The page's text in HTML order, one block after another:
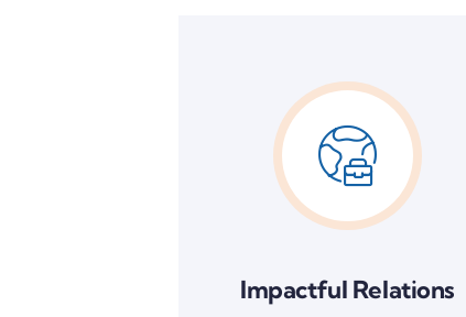
Impactful Relations